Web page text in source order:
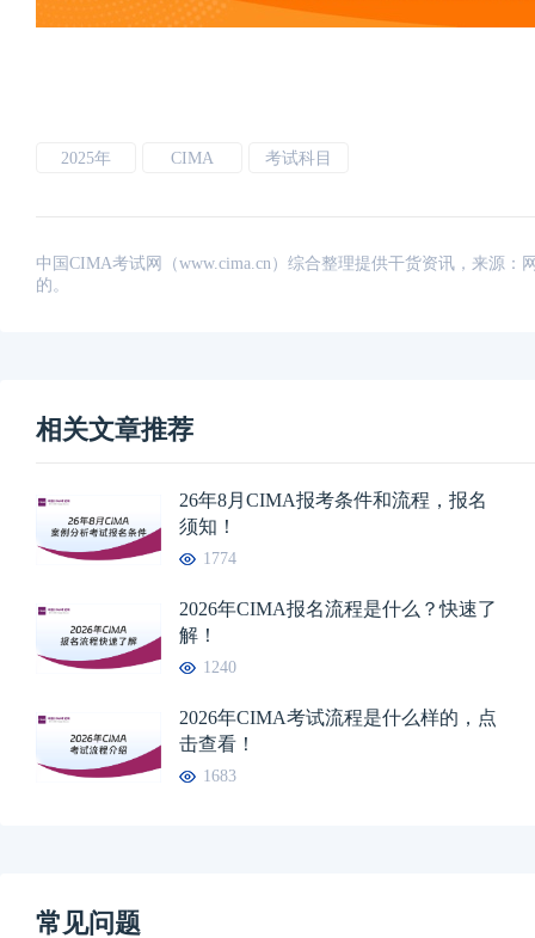
2025年 CIMA 考试科目
中国CIMA考试网（www.cima.cn）综合整理提供干货资讯，来源
的。
相关文章推荐
26年8月CIMA报考条件和流程，报名
须知！
1774
2026年CIMA报名流程是什么？快速了
解！
1240
2026年CIMA考试流程是什么样的，点
击查看！
1683
常见问题